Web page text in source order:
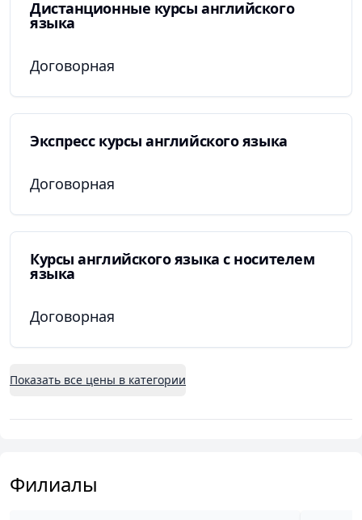
Дистанционные курсы английского
языка
Договорная
Экспресс курсы английского языка
Договорная
Курсы английского языка с носителем
языка
Договорная
Показать все цены в категории
Филиалы